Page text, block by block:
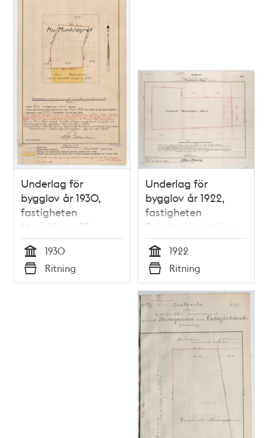
Underlag för
bygglov år 1930,
fastigheten
Munklägret 15
Tid
1930
Typ
Ritning
Underlag för
bygglov år 1922,
fastigheten
Pelarbacken större
16
Tid
1922
Typ
Ritning